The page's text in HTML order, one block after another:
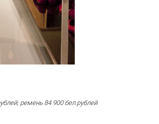
ремень 84 900 бел.рублей